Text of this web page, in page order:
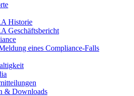
Historie
Geschäftsbericht
eines Compliance-Falls
& Downloads